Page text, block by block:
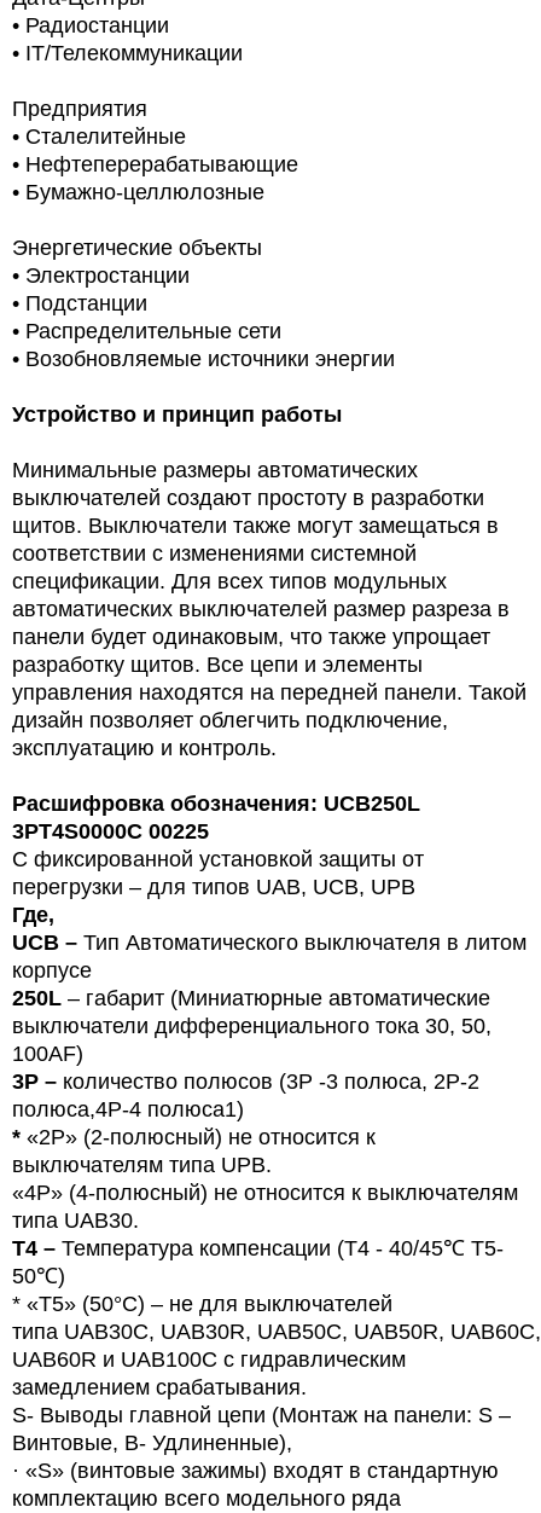
• Радиостанции
• IT/Телекоммуникации
Предприятия
• Сталелитейные
• Нефтеперерабатывающие
• Бумажно-целлюлозные
Энергетические объекты
• Электростанции
• Подстанции
• Распределительные сети
• Возобновляемые источники энергии
Устройство и принцип работы
Минимальные размеры автоматических
выключателей создают простоту в разработки
щитов. Выключатели также могут замещаться в
соответствии с изменениями системной
спецификации. Для всех типов модульных
автоматических выключателей размер разреза в
панели будет одинаковым, что также упрощает
разработку щитов. Все цепи и элементы
управления находятся на передней панели. Такой
дизайн позволяет облегчить подключение,
эксплуатацию и контроль.
Расшифровка обозначения: UCB250L
3PT4S0000C 00225
С фиксированной установкой защиты от
перегрузки – для типов UAB, UCB, UPB
Где,
UCB – Тип Автоматического выключателя в литом
корпусе
250L – габарит (Миниатюрные автоматические
выключатели дифференциального тока 30, 50,
100AF)
3P – количество полюсов (3Р -3 полюса, 2P-2
полюса,4Р-4 полюса1)
* «2P» (2-полюсный) не относится к
выключателям типа UPB.
«4P» (4-полюсный) не относится к выключателям
типа UAB30.
T4 – Температура компенсации (T4 - 40/45℃ T5-
50℃)
* «T5» (50°C) – не для выключателей
типа UAB30C, UAB30R, UAB50C, UAB50R, UAB60C,
UAB60R и UAB100C с гидравлическим
замедлением срабатывания.
S- Выводы главной цепи (Монтаж на панели: S –
Винтовые, B- Удлиненные),
· «S» (винтовые зажимы) входят в стандартную
комплектацию всего модельного ряда